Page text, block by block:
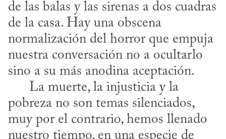
de las balas y las sirenas a dos cuadras
de la casa. Hay una obscena
normalización del horror que empuja
nuestra conversación no a ocultarlo
sino a su más anodina aceptación.
pobreza no son temas silenciados,
muy por el contrario, hemos llenado